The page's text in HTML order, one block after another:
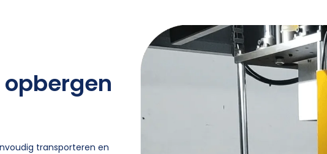
transporteren en